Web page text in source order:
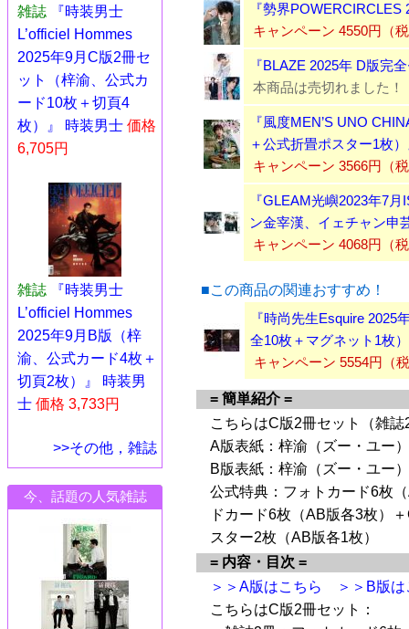
雑誌
『時装男士
L’officiel Hommes
2025年9月C版2冊セ
ット（梓渝、公式カ
ード10枚＋切頁4
枚）』 時装男士 価格
6,705円
雑誌
『時装男士
L’officiel Hommes
2025年9月B版（梓
渝、公式カード4枚＋
切頁2枚）』 時装男
士 価格 3,733円
>>その他，雑誌
今、話題の人気雑誌
『勢界
キャンペーン 4550円（
『BLAZE 2025年 D版完
本商品は売切れました！
『風度MEN’S UNO
＋公式折畳ポスター1枚
キャンペーン 3566円（
『GLEAM光嶼2023年7
ン金宰漢、イェチャン申
キャンペーン 4068円（
■この商品の関連おすすめ！
『時尚先生Esquire 2025
全10枚＋マグネット1枚
キャンペーン 5554円（
= 簡単紹介 =
こちらはC版2冊セット（雑
A版表紙：梓渝（ズー・ユー
B版表紙：梓渝（ズー・ユー
公式特典：フォトカード6枚
ドカード6枚（AB版各3枚）
スター2枚（AB版各1枚）
= 内容・目次 =
＞＞A版はこちら
＞＞B版
こちらはC版2冊セット：